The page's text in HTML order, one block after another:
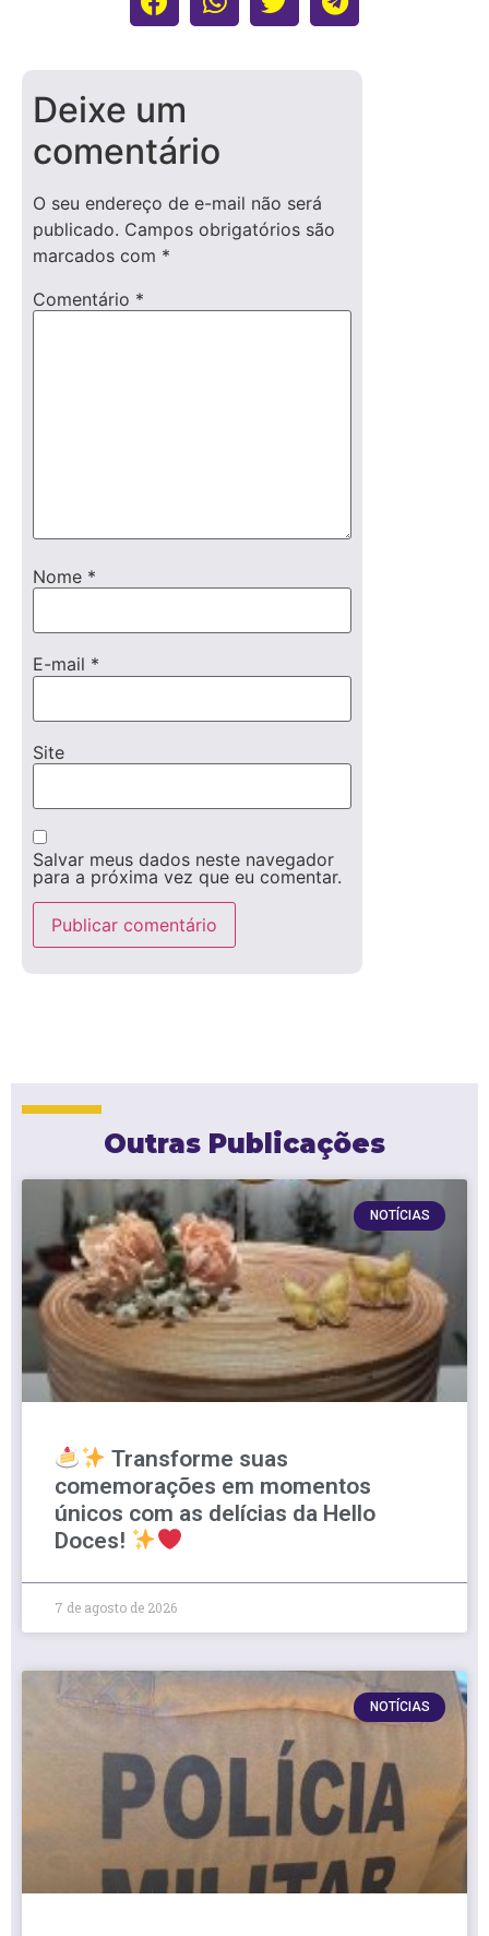
Deixe um
comentário
O seu endereço de e-mail não será
publicado. Campos obrigatórios são
marcados com *
Comentário *
Nome *
E-mail *
Site
Salvar meus dados neste navegador
para a próxima vez que eu comentar.
Outras Publicações
NOTÍCIAS
Transforme suas
comemorações em momentos
únicos com as delícias da Hello
Doces!
7 de agosto de 2026
NOTÍCIAS